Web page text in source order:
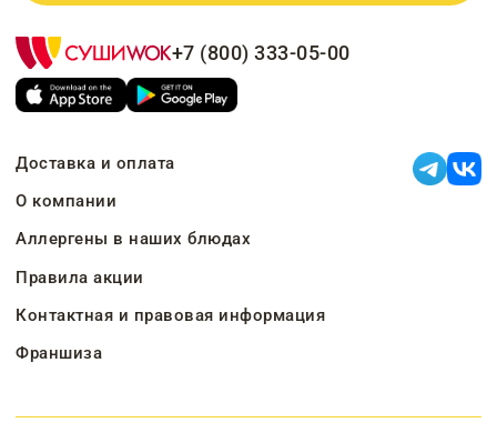
+7 (800) 333-05-00
Доставка и оплата
О компании
Аллергены в наших блюдах
Правила акции
Контактная и правовая информация
Франшиза